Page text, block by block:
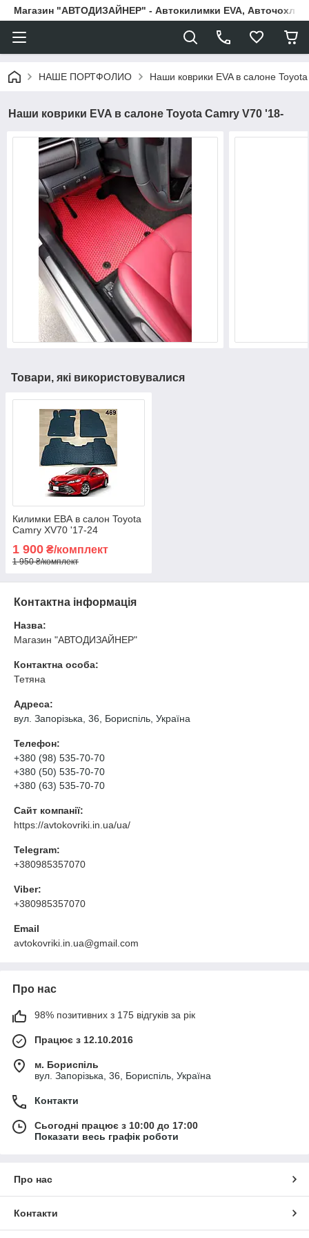
Магазин "АВТОДИЗАЙНЕР" - Автокилимки EVA, Авточохли,
НАШЕ ПОРТФОЛИО Наши коврики EVA в салоне
Наши коврики EVA в салоне Toyota Camry V70 '18-
Товари, які використовувалися
Килимки ЕВА в салон Toyota
Camry XV70 '17-24
1 900 ₴/комплект
1 950 ₴/комплект
Контактна інформація
Назва:
Магазин "АВТОДИЗАЙНЕР"
Контактна особа:
Тетяна
Адреса:
вул. Запорізька, 36, Бориспіль, Україна
Телефон:
+380 (98) 535-70-70
+380 (50) 535-70-70
+380 (63) 535-70-70
Сайт компанії:
https://avtokovriki.in.ua/ua/
Telegram:
+380985357070
Viber:
+380985357070
Email
avtokovriki.in.ua@gmail.com
Про нас
98% позитивних з 175 відгуків за рік
Працює з 12.10.2016
м. Бориспіль
вул. Запорізька, 36, Бориспіль, Україна
Контакти
Сьогодні працює з 10:00 до 17:00
Показати весь графік роботи
Про нас
Контакти